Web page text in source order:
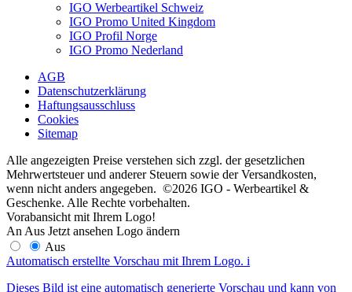
IGO Werbeartikel Schweiz
IGO Promo United Kingdom
IGO Profil Norge
IGO Promo Nederland
AGB
Datenschutzerklärung
Haftungsausschluss
Cookies
Sitemap
Alle angezeigten Preise verstehen sich zzgl. der gesetzlichen
Mehrwertsteuer und anderer Steuern sowie der Versandkosten,
wenn nicht anders angegeben. ©2026 IGO - Werbeartikel &
Geschenke. Alle Rechte vorbehalten.
Vorabansicht mit Ihrem Logo!
An Aus Jetzt ansehen Logo ändern
Aus
Automatisch erstellte Vorschau mit Ihrem Logo. i
Dieses Bild ist eine automatisch generierte Vorschau und kann von